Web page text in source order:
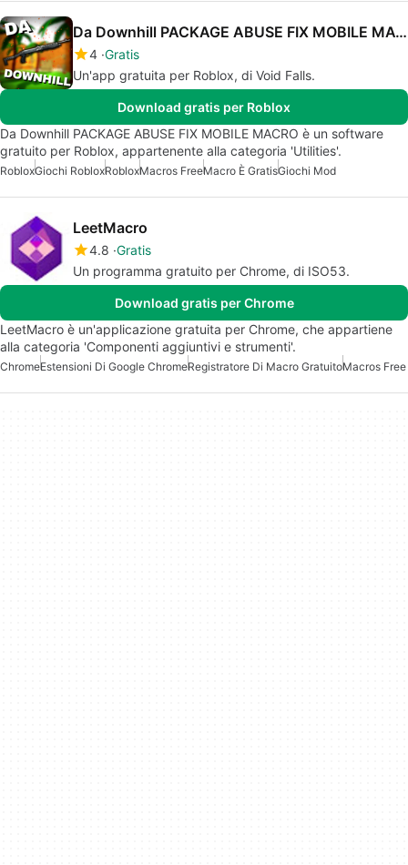
Da Downhill PACKAGE ABUSE FIX MOBILE MACRO
4 Gratis
Un'app gratuita per Roblox, di Void Fаlls.
Download gratis per Roblox
Da Downhill PACKAGE ABUSE FIX MOBILE MACRO è un software
gratuito per Roblox, appartenente alla categoria 'Utilities'.
RobloxGiochi RobloxRobloxMacros FreeMacro È GratisGiochi Mod
LeetMacro
4.8 Gratis
Un programma gratuito per Chrome, di ISO53.
Download gratis per Chrome
LeetMacro è un'applicazione gratuita per Chrome, che appartiene
alla categoria 'Componenti aggiuntivi e strumenti'.
ChromeEstensioni Di Google ChromeRegistratore Di Macro GratuitoMacros Free